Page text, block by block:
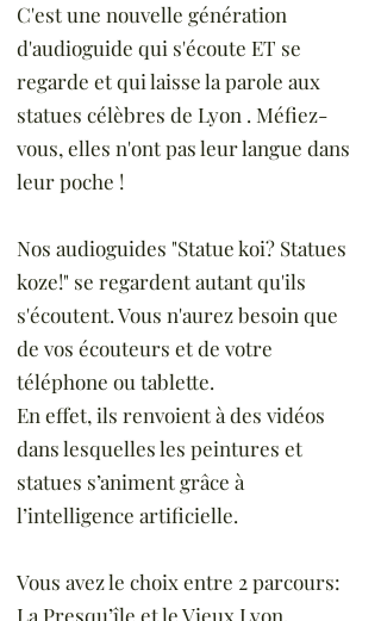
C'est une nouvelle génération
d'audioguide qui s'écoute ET se
regarde et qui laisse la parole aux
statues célèbres de Lyon . Méfiez-
vous, elles n'ont pas leur langue dans
leur poche !
Nos audioguides "Statue koi? Statues
koze!" se regardent autant qu'ils
s'écoutent. Vous n'aurez besoin que
de vos écouteurs et de votre
téléphone ou tablette.
En effet, ils renvoient à des vidéos
dans lesquelles les peintures et
statues s’animent grâce à
l’intelligence artificielle.
Vous avez le choix entre 2 parcours:
La Presqu’île et le Vieux Lyon.